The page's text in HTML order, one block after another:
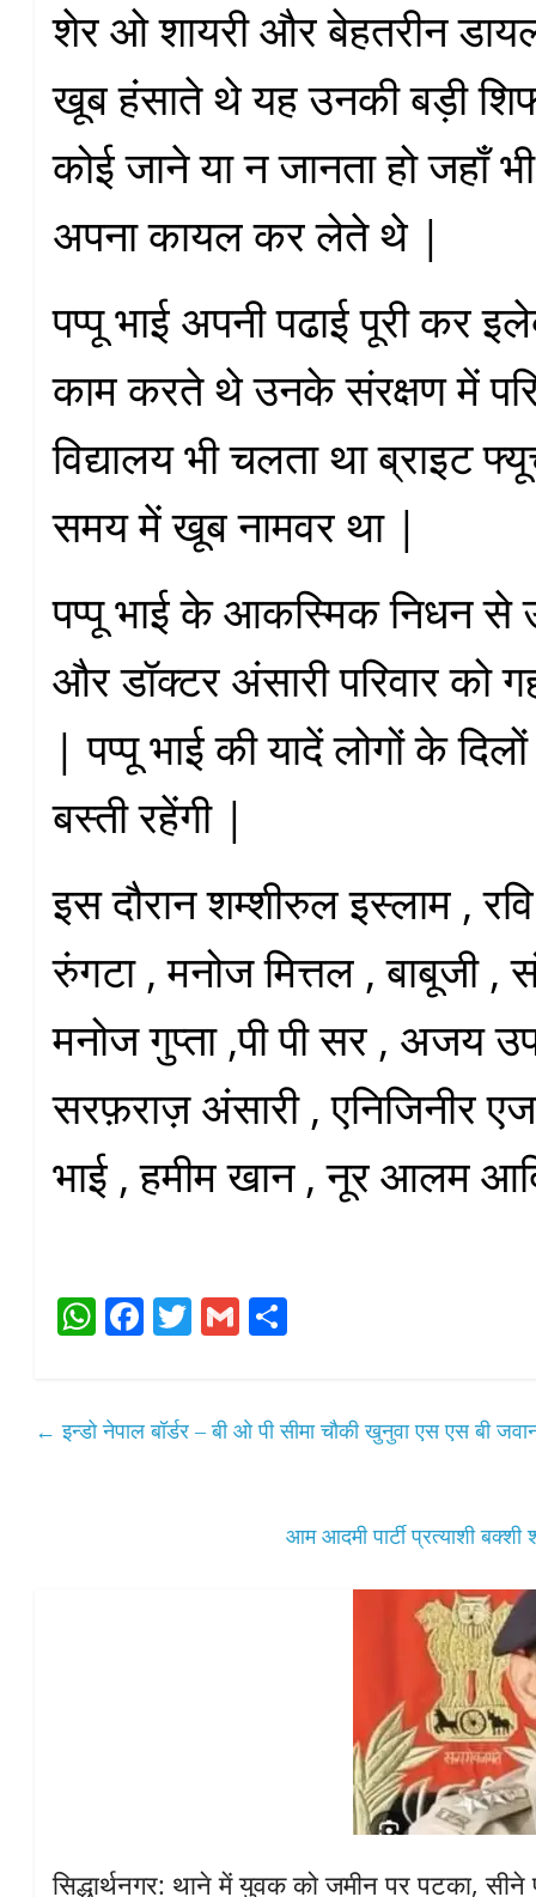
शेर ओ शायरी और बेहतरीन
खूब हंसाते थे यह उनकी बड़ी
कोई जाने या न जानता हो जहाँ
अपना कायल कर लेते थे |
पप्पू भाई अपनी पढाई पूरी कर
काम करते थे उनके संरक्षण में
विद्यालय भी चलता था ब्राइट
समय में खूब नामवर था |
पप्पू भाई के आकस्मिक निधन से
और डॉक्टर अंसारी परिवार को
| पप्पू भाई की यादें लोगों के
बस्ती रहेंगी |
इस दौरान शम्शीरुल इस्लाम ,
रुंगटा , मनोज मित्तल , बाबूजी
मनोज गुप्ता ,पी पी सर , अजय
सरफ़राज़ अंसारी , एनिजिनीर
भाई , हमीम खान , नूर आलम
W
A
Fa
ok
T
r
G
← इन्डो नेपाल बॉर्डर – बी ओ पी सीमा चौकी खुनुवा एस एस बी
आम आदमी पार्टी प्रत्याशी
सिद्धार्थनगर: थाने में युवक को जमीन पर पटका, सीने